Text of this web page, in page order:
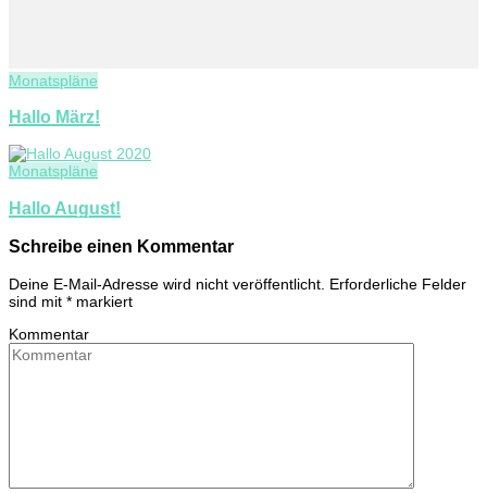
Monatspläne
Hallo März!
Monatspläne
Hallo August!
Schreibe einen Kommentar
Deine E-Mail-Adresse wird nicht veröffentlicht. Erforderliche Felder
sind mit * markiert
Kommentar